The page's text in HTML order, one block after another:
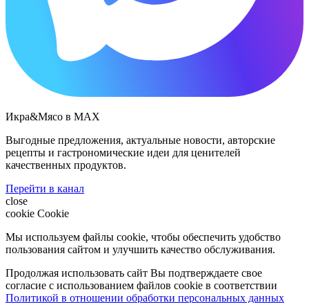
Икра&Мясо в МАХ
Выгодные предложения, актуальные новости, авторские
рецепты и гастрономические идеи для ценителей
качественных продуктов.
Перейти в канал
close
cookie Cookie
Мы используем файлы cookie, чтобы обеспечить удобство
пользования сайтом и улучшить качество обслуживания.
Продолжая использовать сайт Вы подтверждаете свое
согласие с использованием файлов cookie в соответствии
Политикой в отношении обработки персональных данных